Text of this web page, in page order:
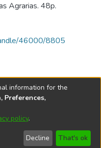
Agrarias. 48p.
46000/8805
2002-2026
End User
Agreement
Send
Feedback
information for the
Preferences,
policy.
Decline That's ok